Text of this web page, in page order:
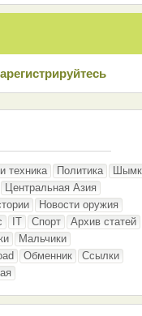
техника Политика
Центральная Азия
Новости оружия
IT Спорт
Архив статей
Мальчики
Обменник
Ссылки